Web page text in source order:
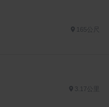
165公尺